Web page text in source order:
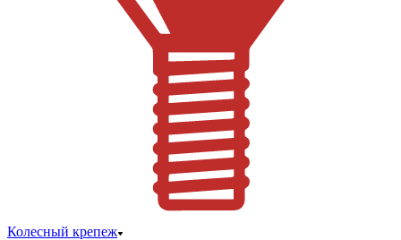
Колесный крепеж